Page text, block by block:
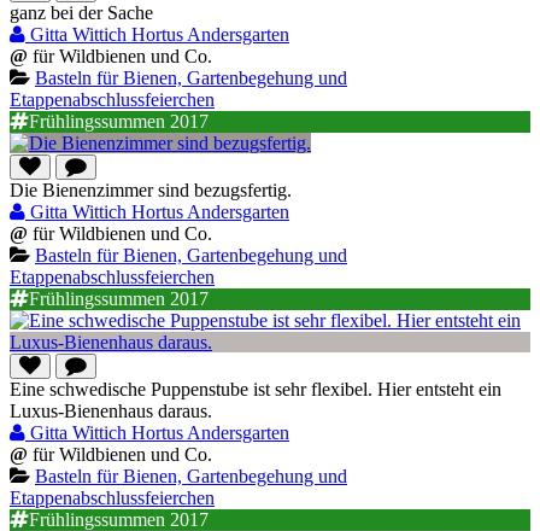
ganz bei der Sache
Gitta Wittich Hortus Andersgarten
@ für Wildbienen und Co.
Basteln für Bienen, Gartenbegehung und
Etappenabschlussfeierchen
Frühlingssummen 2017
Die Bienenzimmer sind bezugsfertig.
Gitta Wittich Hortus Andersgarten
@ für Wildbienen und Co.
Basteln für Bienen, Gartenbegehung und
Etappenabschlussfeierchen
Frühlingssummen 2017
Eine schwedische Puppenstube ist sehr flexibel. Hier entsteht ein
Luxus-Bienenhaus daraus.
Gitta Wittich Hortus Andersgarten
@ für Wildbienen und Co.
Basteln für Bienen, Gartenbegehung und
Etappenabschlussfeierchen
Frühlingssummen 2017